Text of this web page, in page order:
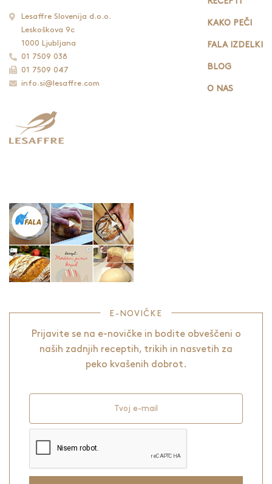
Lesaffre Slovenija d.o.o.
Leskoškova 9c
1000 Ljubljana
01 7509 038
01 7509 047
info.si@lesaffre.com
KAKO PEČI
FALA IZDELKI
BLOG
O NAS
E-NOVIČKE
Prijavite se na e-novičke in bodite obveščeni o
naših zadnjih receptih, trikih in nasvetih za
peko kvašenih dobrot.
Tvoj e-mail